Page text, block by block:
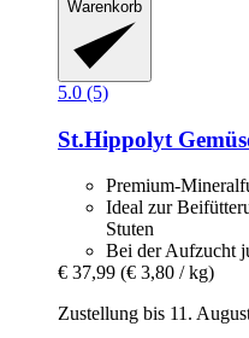
Warenkorb
5.0 (5)
St.Hippolyt
Premium-
Ideal zur
Stuten
Bei der Aufzucht
€ 37,99 (€ 3,80 / kg)
Zustellung bis 11.